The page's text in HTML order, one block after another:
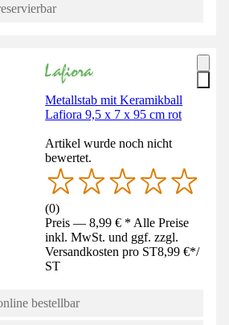
Metallstab mit Keramikball
Lafiora 9,5 x 7 x 95 cm rot
Artikel wurde noch nicht
bewertet.
(0)
Preis — 8,99 € * Alle Preise
inkl. MwSt. und ggf. zzgl.
Versandkosten pro ST8,99 €*/
ST
bestellbar